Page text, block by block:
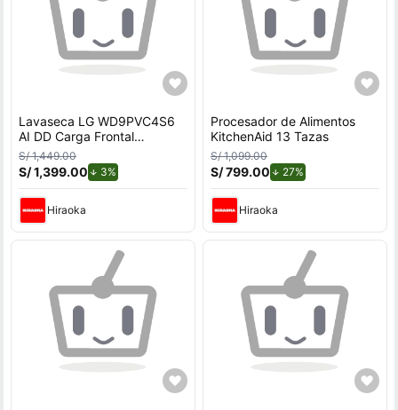
Lavaseca LG WD9PVC4S6
AI DD Carga Frontal
9kg/5kg
S/ 1,449.00
S/ 1,399.00 3%
Hiraoka
Procesador de Alimentos
KitchenAid 13 Tazas
S/ 1,099.00
S/ 799.00 27%de descuento.
Hiraoka